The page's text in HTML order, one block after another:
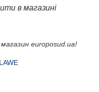
в магазині
europosud.ua!